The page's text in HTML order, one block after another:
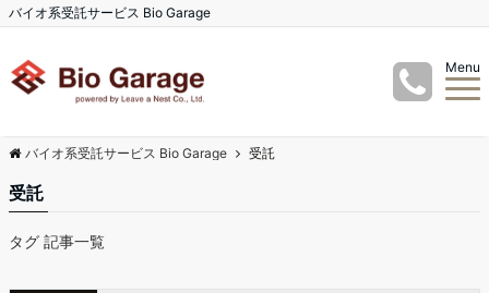
バイオ系受託サービス Bio Garage
Menu
バイオ系受託サービス Bio Garage 受託
受託
タグ 記事一覧